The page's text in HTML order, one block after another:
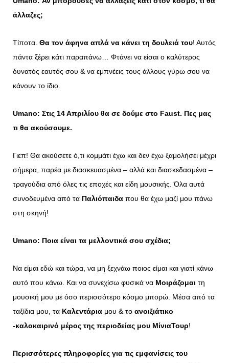
άλλαζες;
Τίποτα. Θα τον άφηνα απλά να κάνει τη δουλειά του! Αυτός
πάντα ξέρει κάτι παραπάνω… Φτάνει να είσαι ο καλύτερος
δυνατός εαυτός σου & να εμπνέεις τους άλλους γύρω σου να
κάνουν το ίδιο.
Umano: Στις 14 Απριλίου θα σε δούμε στο Faust. Πες μας
τι θα ακούσουμε.
Γιεπ! Θα ακούσετε ό,τι κομμάτι έχω και δεν έχω ξαμολήσει μέχρι
σήμερα, παρέα με διασκευασμένα – αλλά και διασκεδασμένα –
τραγούδια από όλες τις εποχές και είδη μουσικής. Όλα αυτά
συνοδευμένα από τα Παλιόπαιδα που θα έχω μαζί μου πάνω
στη σκηνή!
Umano: Ποια είναι τα μελλοντικά σου σχέδια;
Να είμαι εδώ και τώρα, να μη ξεχνάω ποιος είμαι και γιατί κάνω
αυτό που κάνω. Και να συνεχίσω φυσικά να Μοιράζομαι τη
μουσική μου με όσο περισσότερο κόσμο μπορώ. Μέσα από τα
ταξίδια μου, τα Καλεντάρια μου & το ανοιξιάτικο
-καλοκαιρινό μέρος της περιοδείας μου ΜίνιαΤουρ!
Περισσότερες πληροφορίες για τις εμφανίσεις του